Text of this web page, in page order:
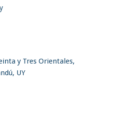
y Tres Orientales,
UY